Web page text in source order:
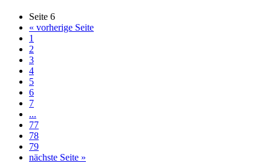
Seite 6
« vorherige Seite
1
2
3
4
5
6
7
...
77
78
79
nächste Seite »